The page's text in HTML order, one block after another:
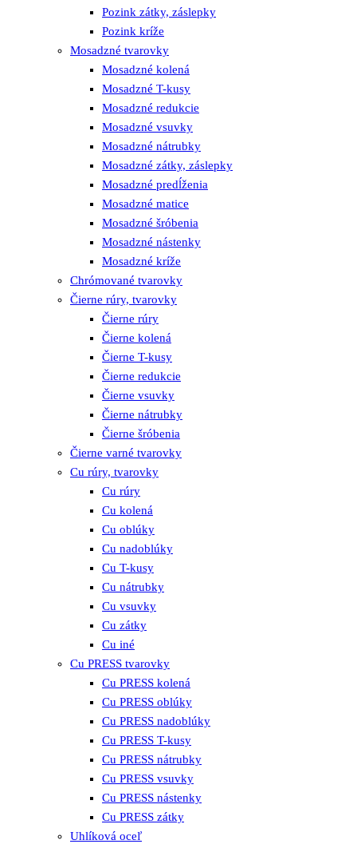
Pozink zátky, záslepky
Pozink kríže
Mosadzné tvarovky
Mosadzné kolená
Mosadzné T-kusy
Mosadzné redukcie
Mosadzné vsuvky
Mosadzné nátrubky
Mosadzné zátky, záslepky
Mosadzné predĺženia
Mosadzné matice
Mosadzné šróbenia
Mosadzné nástenky
Mosadzné kríže
Chrómované tvarovky
Čierne rúry, tvarovky
Čierne rúry
Čierne kolená
Čierne T-kusy
Čierne redukcie
Čierne vsuvky
Čierne nátrubky
Čierne šróbenia
Čierne varné tvarovky
Cu rúry, tvarovky
Cu rúry
Cu kolená
Cu oblúky
Cu nadoblúky
Cu T-kusy
Cu nátrubky
Cu vsuvky
Cu zátky
Cu iné
Cu PRESS tvarovky
Cu PRESS kolená
Cu PRESS oblúky
Cu PRESS nadoblúky
Cu PRESS T-kusy
Cu PRESS nátrubky
Cu PRESS vsuvky
Cu PRESS nástenky
Cu PRESS zátky
Uhlíková oceľ